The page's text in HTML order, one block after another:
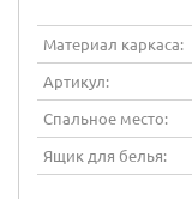
Материал каркаса:
Артикул:
Спальное место:
Ящик для белья: